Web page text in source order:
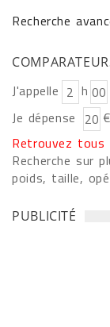
Recherche
J'appelle h
Je dépense
Retrouvez tous
Recherche sur
poids, taille,
PUBLICITÉ